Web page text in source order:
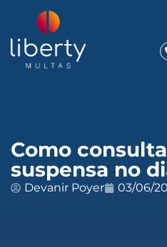
Como
suspensa no
Devanir Poyer 03/06/